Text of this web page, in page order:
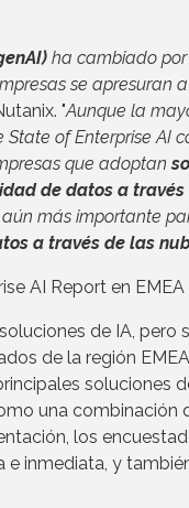
ha cambiado
se apresuran
"Aunque la
of Enterprise AI
que adoptan
de datos a
más importante
a través de las
AI Report en EMEA
de IA, pero
de la región
soluciones
una combinación
los
inmediata, y